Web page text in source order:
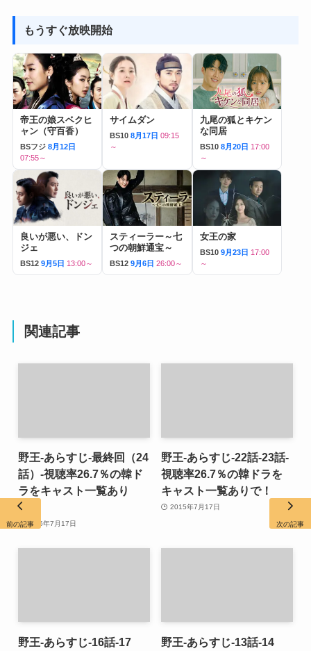
もうすぐ放映開始
帝王の娘スベクヒ
ャン（守百香）
BSフジ 8月12日
07:55～
サイムダン
BS10 8月17日 09:15
～
九尾の狐とキケン
な同居
BS10 8月20日 17:00
～
良いが悪い、ドン
ジェ
BS12 9月5日 13:00～
スティーラー～七
つの朝鮮通宝～
BS12 9月6日 26:00～
女王の家
BS10 9月23日 17:00
～
関連記事
野王-あらすじ-最終回（24
話）-視聴率26.7％の韓ド
ラをキャスト一覧あり
で！
2015年7月17日
野王-あらすじ-22話-23話-
視聴率26.7％の韓ドラを
キャスト一覧ありで！
2015年7月17日
野王-あらすじ-16話-17
野王-あらすじ-13話-14
前の記事 次の記事